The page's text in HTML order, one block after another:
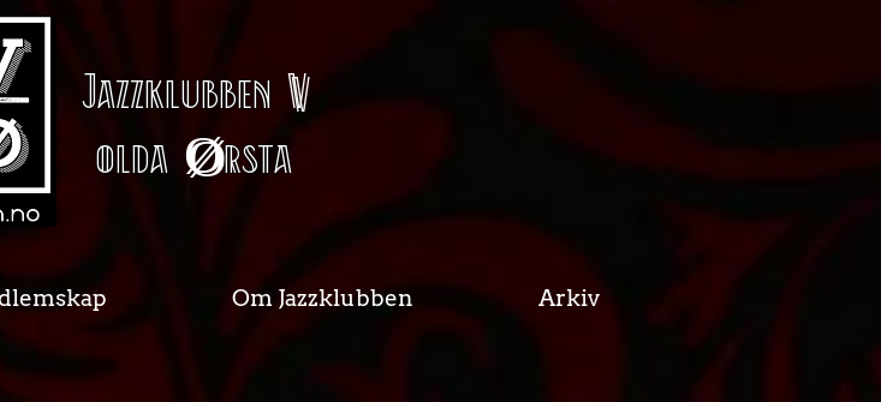
Jazzklubben V
olda Ørsta
Om Jazzklubben Arkiv